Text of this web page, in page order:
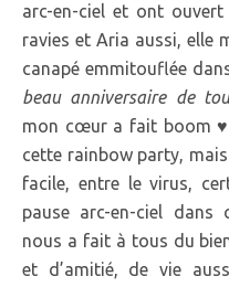
arc-en-ciel et ont
ravies et Aria aussi, elle
canapé emmitouflée
beau anniversaire de
mon cœur a fait boom
cette rainbow party,
facile, entre le virus,
pause arc-en-ciel
nous a fait à tous du
et d’amitié, de vie